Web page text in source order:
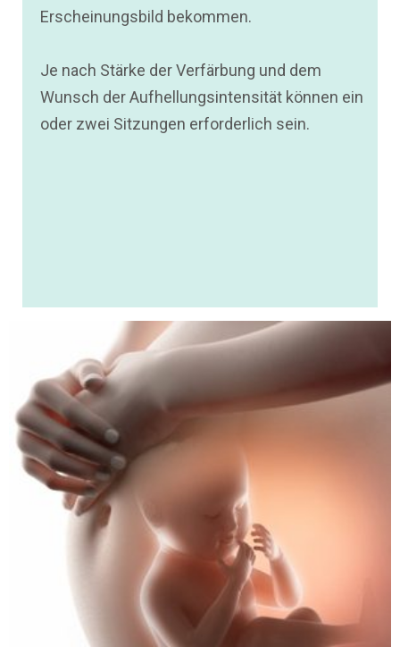
Erscheinungsbild bekommen.
Je nach Stärke der Verfärbung und dem
Wunsch der Aufhellungsintensität können ein
oder zwei Sitzungen erforderlich sein.